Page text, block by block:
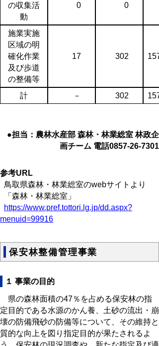
の収集活
動
0 0
施業実施
区域の明
確化作業
及び歩道
の整備等
17 302
計 － 302
●担当：農林水産部 森林・林業総室 林政企
画チーム 電話0857-26-7301
参考URL
鳥取県森林・林業総室のwebサイトより
「森林・林業総室」
https://www.pref.tottori.lg.jp/dd.aspx?
menuid=99916
保安林整備管理事業
１ 事業の目的
県の森林面積の47％を占める保安林の指
定目的である水源のかん養、土砂の流出・崩
壊の防備飛砂の防備等について、その維持と
質的な向上を図り指定目的が果たされるよ